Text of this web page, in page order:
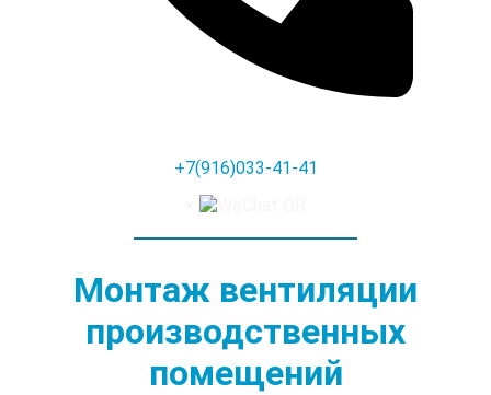
+7(916)033-41-41
Монтаж вентиляции
производственных
помещений